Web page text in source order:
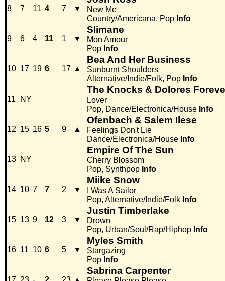
8 7 11 4 7 ▼
New Me
Country/Americana, Pop Info
9 6 4 11 1 ▼
Slimane
Mon Amour
Pop Info
10 17 19 6 17 ▲
Bea And Her Business
Sunburnt Shoulders
Alternative/Indie/Folk, Pop Info
11 NY
The Knocks & Dolores
Lover
Pop, Dance/Electronica/House Info
12 15 16 5 9 ▲
Ofenbach & Salem Ilese
Feelings Don't Lie
Dance/Electronica/House Info
13 NY
Empire Of The Sun
Cherry Blossom
Pop, Synthpop Info
14 10 7 7 2 ▼
Miike Snow
I Was A Sailor
Pop, Alternative/Indie/Folk Info
15 13 9 12 3 ▼
Justin Timberlake
Drown
Pop, Urban/Soul/Rap/Hiphop Info
16 11 10 6 5 ▼
Myles Smith
Stargazing
Pop Info
Sabrina Carpenter